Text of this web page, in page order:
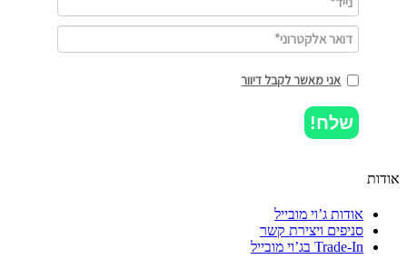
אני מאשר לקבל דיוור
שלח!
אודות ג’וי מובייל
סניפים ויצירת קשר
Trade-In בג’וי מובייל